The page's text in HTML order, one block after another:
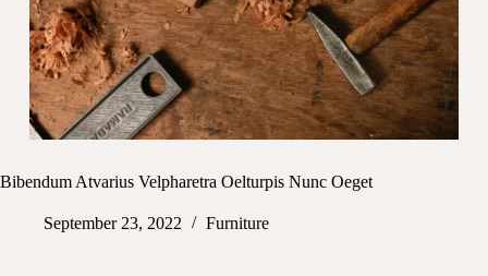
Bibendum Atvarius Velpharetra Oelturpis Nunc Oeget
September 23, 2022 Furniture